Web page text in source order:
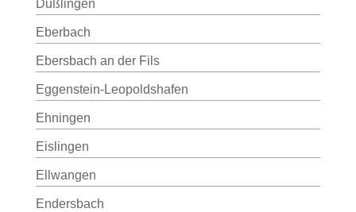
Dußlingen
Eberbach
Ebersbach an der Fils
Eggenstein-Leopoldshafen
Ehningen
Eislingen
Ellwangen
Endersbach